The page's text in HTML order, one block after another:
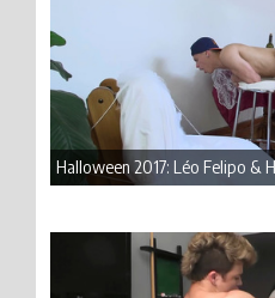
Halloween 2017: Léo Felipo &